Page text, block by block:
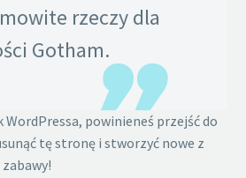
rzeczy dla
Gotham.
powinieneś przejść do
tę stronę i stworzyć nowe z